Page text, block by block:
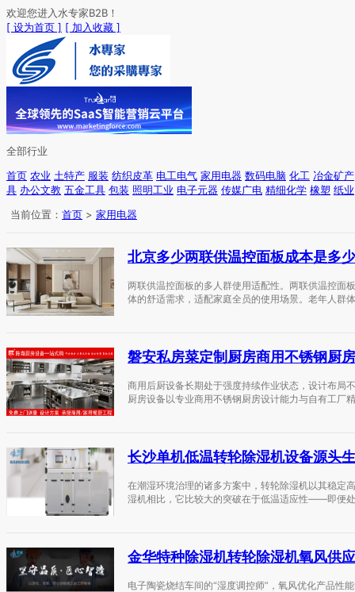
欢迎您进入水专家B2B！
[ 设为首页 ] [ 加入收藏 ]
全部行业
首页 农业 土特产 服装 纺织皮革 电工电气 家用电器 数码电脑 化工 冶金矿产
具 办公文教 五金工具 包装 照明工业 电子元器 传媒广电 精细化学 橡塑 纸业
当前位置： 首页 > 家用电器
北京多少两联供温控面板成本是多少
两联供温控面板的多人群使用适配性。两联供温控面
体的舒适需求，适配家庭全员的使用场景。老年人群
磐安私房菜定制厨房商用不锈钢厨房
商用后厨设备长期处于强度持续作业状态，设计布局
厨房设备以专业商用不锈钢厨房设计能力与自有工厂
长沙单机低温转轮除湿机设备源头
在潮湿环境治理的诸多方案中，转轮除湿机以其稳定
湿机相比，它比较大的突破在于低温适应性——即便
金华特种除湿机转轮除湿机氧风供应
电子陶瓷烧结车间的“湿度调控师”，氧风优化产品性